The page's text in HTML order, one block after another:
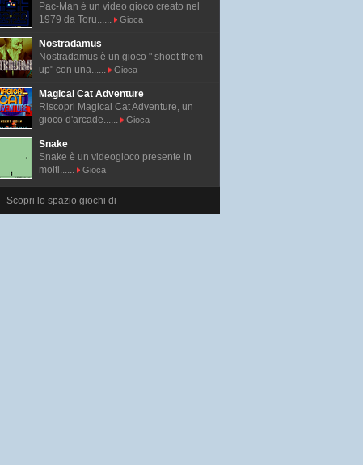
Pac-Man é un video gioco creato nel
1979 da Toru......
Gioca
Nostradamus
Nostradamus è un gioco " shoot them
up" con una......
Gioca
Magical Cat Adventure
Riscopri Magical Cat Adventure, un
gioco d'arcade......
Gioca
Snake
Snake è un videogioco presente in
molti......
Gioca
Scopri lo spazio giochi di